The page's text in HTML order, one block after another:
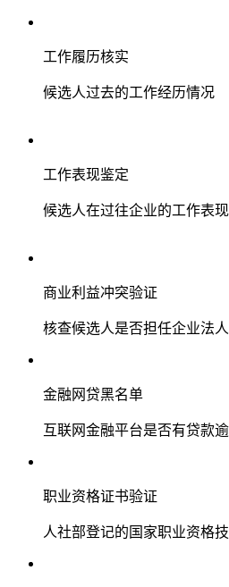
工作履历核实
候选人过去的工作经历情况
工作表现鉴定
候选人在过往企业的工作表现
商业利益冲突验证
核查候选人是否担任企业法
金融网贷黑名单
互联网金融平台是否有贷款
职业资格证书验证
人社部登记的国家职业资格